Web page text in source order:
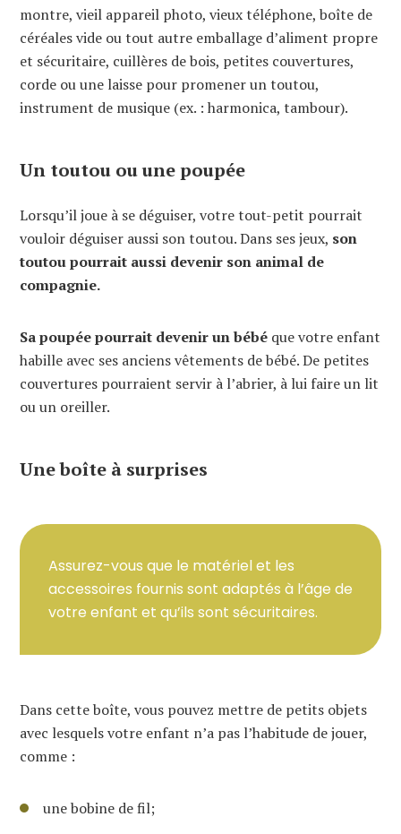
montre, vieil appareil photo, vieux téléphone, boîte de
céréales vide ou tout autre emballage d’aliment propre
et sécuritaire, cuillères de bois, petites couvertures,
corde ou une laisse pour promener un toutou,
instrument de musique (ex. : harmonica, tambour).
Un toutou ou une poupée
Lorsqu’il joue à se déguiser, votre tout-petit pourrait
vouloir déguiser aussi son toutou. Dans ses jeux, son
toutou pourrait aussi devenir son animal de
compagnie.
Sa poupée pourrait devenir un bébé que votre enfant
habille avec ses anciens vêtements de bébé. De petites
couvertures pourraient servir à l’abrier, à lui faire un lit
ou un oreiller.
Une boîte à surprises
Assurez-vous que le matériel et les
accessoires fournis sont adaptés à l’âge de
votre enfant et qu’ils sont sécuritaires.
Dans cette boîte, vous pouvez mettre de petits objets
avec lesquels votre enfant n’a pas l’habitude de jouer,
comme :
une bobine de fil;